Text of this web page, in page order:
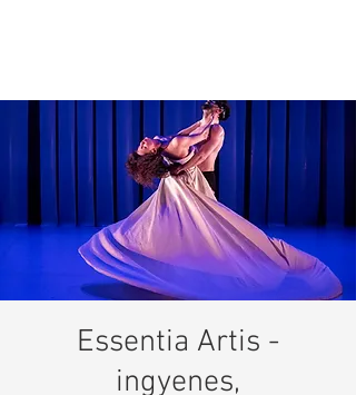
Essentia Artis -
ingyenes,